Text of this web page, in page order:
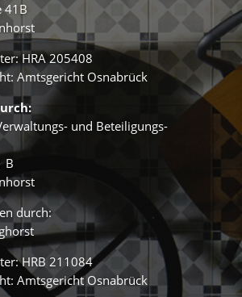
41B
HRA 205408
Amtsgericht Osnabrück
und Beteiligungs-
B
durch:
HRB 211084
Amtsgericht Osnabrück